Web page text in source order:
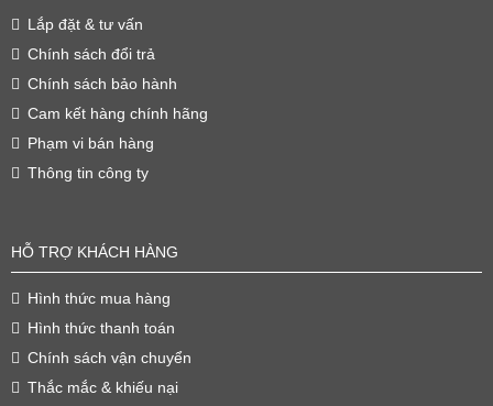
Lắp đặt & tư vấn
Chính sách đổi trả
Chính sách bảo hành
Cam kết hàng chính hãng
Phạm vi bán hàng
Thông tin công ty
HỖ TRỢ KHÁCH HÀNG
Hình thức mua hàng
Hình thức thanh toán
Chính sách vận chuyển
Thắc mắc & khiếu nại